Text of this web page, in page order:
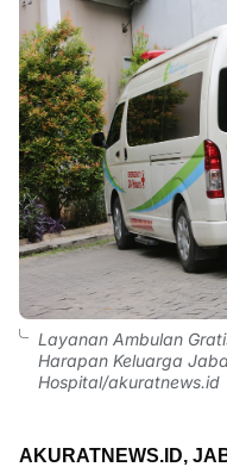
Layanan Ambulan
Harapan Keluarga
Hospital/akuratnews.id
AKURATNEWS.ID,